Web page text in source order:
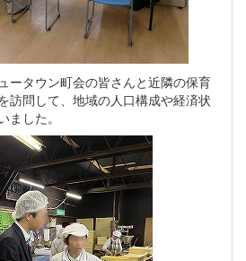
ータウン町会の皆さんと近隣の保育
訪問して、地域の人口構成や経済状
した。